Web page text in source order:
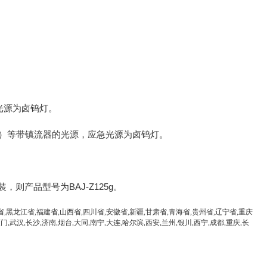
为卤钨灯。
带镇流器的光源，应急光源为卤钨灯。
则产品型号为BAJ-Z125g。
,黑龙江省,福建省,山西省,四川省,安徽省,新疆,甘肃省,青海省,贵州省,辽宁省,重庆
,武汉,长沙,济南,烟台,大同,南宁,大连,哈尔滨,西安,兰州,银川,西宁,成都,重庆,长